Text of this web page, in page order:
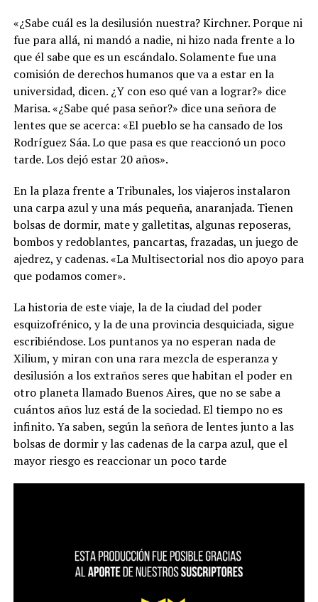
«¿Sabe cuál es la desilusión nuestra? Kirchner. Porque ni
fue para allá, ni mandó a nadie, ni hizo nada frente a lo
que él sabe que es un escándalo. Solamente fue una
comisión de derechos humanos que va a estar en la
universidad, dicen. ¿Y con eso qué van a lograr?» dice
Marisa. «¿Sabe qué pasa señor?» dice una señora de
lentes que se acerca: «El pueblo se ha cansado de los
Rodríguez Sáa. Lo que pasa es que reaccionó un poco
tarde. Los dejó estar 20 años».
En la plaza frente a Tribunales, los viajeros instalaron
una carpa azul y una más pequeña, anaranjada. Tienen
bolsas de dormir, mate y galletitas, algunas reposeras,
bombos y redoblantes, pancartas, frazadas, un juego de
ajedrez, y cadenas. «La Multisectorial nos dio apoyo para
que podamos comer».
La historia de este viaje, la de la ciudad del poder
esquizofrénico, y la de una provincia desquiciada, sigue
escribiéndose. Los puntanos ya no esperan nada de
Xilium, y miran con una rara mezcla de esperanza y
desilusión a los extraños seres que habitan el poder en
otro planeta llamado Buenos Aires, que no se sabe a
cuántos años luz está de la sociedad. El tiempo no es
infinito. Ya saben, según la señora de lentes junto a las
bolsas de dormir y las cadenas de la carpa azul, que el
mayor riesgo es reaccionar un poco tarde